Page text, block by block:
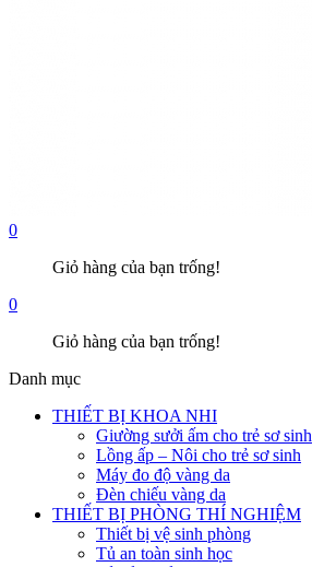
0
Giỏ hàng của bạn trống!
0
Giỏ hàng của bạn trống!
Danh mục
THIẾT BỊ KHOA NHI
Giường sưởi ấm cho trẻ sơ sinh
Lồng ấp – Nôi cho trẻ sơ sinh
Máy đo độ vàng da
Đèn chiếu vàng da
THIẾT BỊ PHÒNG THÍ NGHIỆM
Thiết bị vệ sinh phòng
Tủ an toàn sinh học